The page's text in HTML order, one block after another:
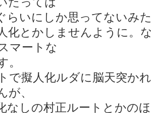
らいにしか思ってないみ
化とかしませんように。
マートな
。
で擬人化ルダに脳天突か
が、
なしの村正ルートとかの